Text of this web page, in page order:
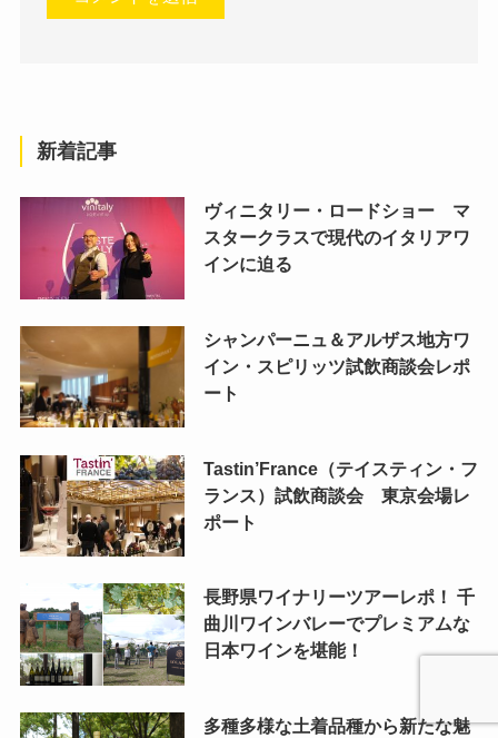
新着記事
ヴィニタリー・ロードショー マ
スタークラスで現代のイタリアワ
インに迫る
シャンパーニュ＆アルザス地方ワ
イン・スピリッツ試飲商談会レポ
ート
Tastin’France（テイスティン・フ
ランス）試飲商談会 東京会場レ
ポート
長野県ワイナリーツアーレポ！ 千
曲川ワインバレーでプレミアムな
日本ワインを堪能！
多種多様な土着品種から新たな魅